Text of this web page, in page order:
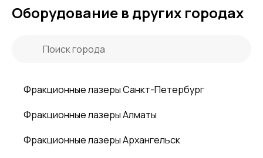
Оборудование в других городах
Фракционные лазеры Санкт-Петербург
Фракционные лазеры Алматы
Фракционные лазеры Архангельск